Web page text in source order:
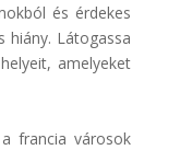
és érdekes
hiány. Látogassa
amelyeket
francia városok